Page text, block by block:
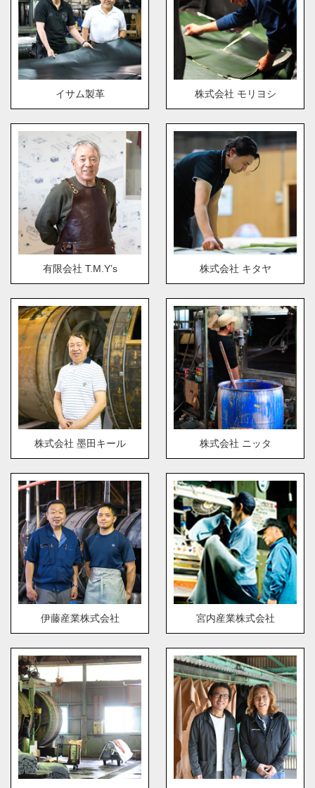
イサム製革 株式会社 モリヨシ
有限会社 T.M.Y’s 株式会社 キタヤ
株式会社 墨田キール 株式会社 ニッタ
伊藤産業株式会社 宮内産業株式会社